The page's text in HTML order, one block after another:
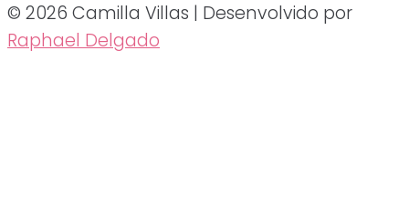
© 2026 Camilla Villas | Desenvolvido por
Raphael Delgado